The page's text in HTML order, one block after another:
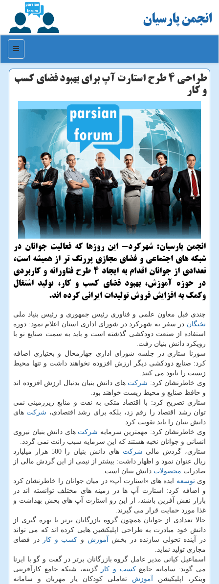
انجمن پارسیان
منو
طراحی 4 طرح استارت آپ برای بهبود فضای كسب
و كار
انجمن پارسیان: شهركرد- این روزها كه فعالیت جوانان در
شبكه های اجتماعی و فضای مجازی پررنگ تر از همیشه است،
تعدادی از جوانان اقدام به ایجاد 4 طرح فناورانه و كاربردی
در حوزه آموزش، بهبود فضای كسب و كار، تولید اشتغال
وكمك به افزایش فروش تولیدات ایرانی كرده اند.
چندی قبل معاون علمی و فناوری رئیس جمهوری و رئیس بنیاد ملی
نخبگان در سفر به شهركرد در شورای اداری استان اعلام نمود: دوره
استفاده از صنعت دودكشی گذشته است و باید به سمت صنایع نو با
رویكرد دانش بنیان رفت.
سورنا ستاری در جلسه شورای اداری چهارمحال و بختیاری اضافه
كرد: صنایع دودكشی دیگر ارزش افزوده نخواهند داشت و تنها محیط
زیست را نابود می كنند.
وی خاطرنشان كرد: شركت های دانش بنیان بدنبال ارزش افزوده اند
و حافظ صنایع و محیط زیست خواهند بود.
ستاری تصریح كرد: با اقتصاد متكی به نفت و منابع زیرزمینی نمی
توان رشد اقتصاد را رقم زد، بلكه برای رشد اقتصادی، شركت های
دانش بنیان را باید تقویت كرد.
وی خاطرنشان كرد: مهمترین سرمایه شركت های دانش بنیان نیروی
انسانی و جوانان نخبه هستند كه این سرمایه سبب رانت نمی گردد.
ستاری، گردش مالی شركت
های دانش بنیان را 500 هزار میلیارد
ریال عنوان نمود و اظهار داشت: بیشتر از نیمی از این گردش مالی از
صادرات محصولات دانش بنیان است.
ویتوسعه ایده های «استارت آپ» در میان جوانان را خاطرنشان كرد
و اضافه كرد: استارت آپ ها در زمینه های مختلف توانسته اند در
بازار نقش آفرین باشند، از این رو استارت آپ های بخش بهداشت و
غذا مورد حمایت قرار می گیرند.
حالا تعدادی از جوانان همچون گروه بازرگانان برتر با بهره گیری از
دانش خود مبادرت به طراحی اپلیكشین هایی كرده اند كه می تواند
در آینده تحولی سازنده در بخش آموزش و كسب و كار
در فضای
مجازی تولید نماید.
اسماعیل كیانی مدیر عامل گروه بازرگانان برتر در گفت و گو با ایرنا
می گوید: سامانه جامعكسب و كار
گزینه، شبكه جامع كارآفرینی
وینكر، اپلیكیشن آموزش تعاملی كودكان یار مهربان و سامانه